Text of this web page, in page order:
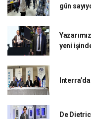
gün
yeni
De